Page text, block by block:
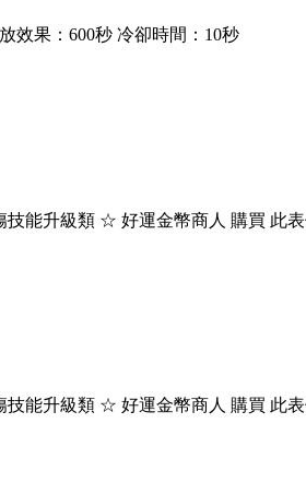
效果：600秒 冷卻時間：10秒
能升級類 ☆ 好運金幣商人 購買 此
能升級類 ☆ 好運金幣商人 購買 此